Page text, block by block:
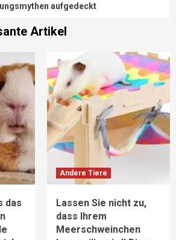
aufgedeckt
Tiere
wenn Ihr Meerschweinchen ein
Esser ist? Nährstoffreiche
rettet kleine Feinschmecker
Tiere
Anleitung für Anfänger zur
Vom Nest bis zum
ist alles auf einmal fertig!
Tiere
„soziale Sprache“ ist so reich
Artikel
das
Andere Tiere
Lassen Sie nicht zu,
dass Ihrem
Meerschweinchen